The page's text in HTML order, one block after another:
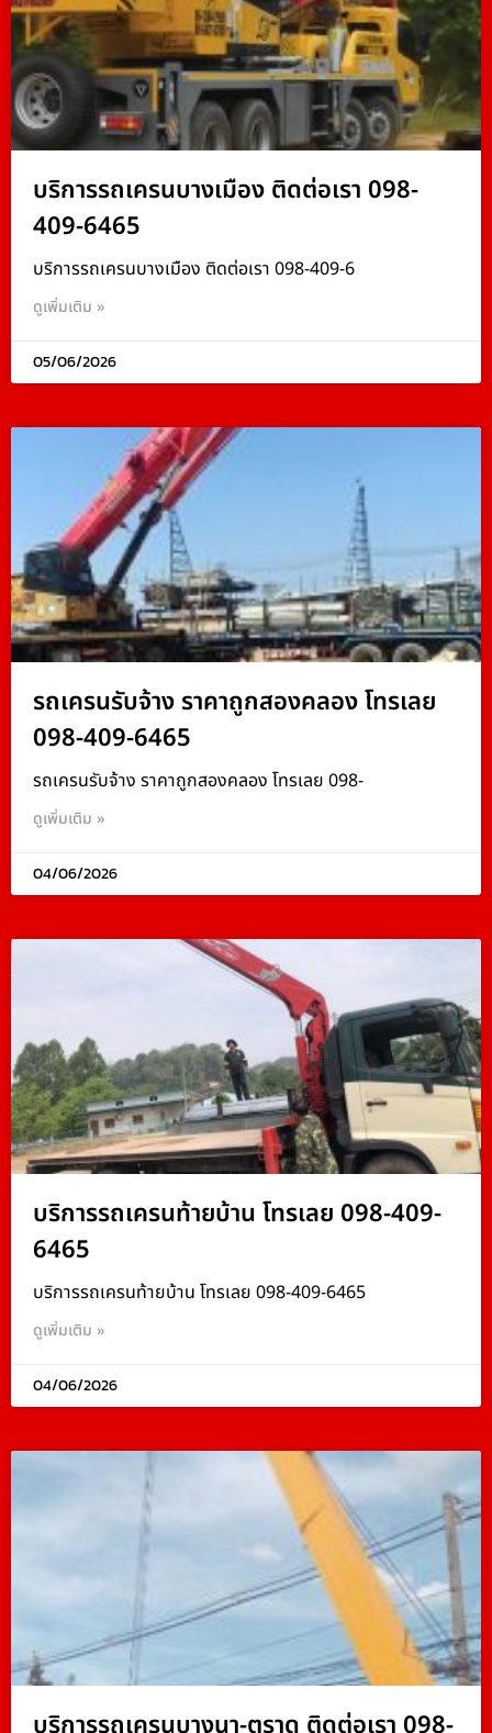
บริการรถเครนบางเมือง ติดต่อเรา 098-
409-6465
บริการรถเครนบางเมือง ติดต่อเรา 098-409-6
ดูเพิ่มเติม »
05/06/2026
รถเครนรับจ้าง ราคาถูกสองคลอง โทรเลย
098-409-6465
รถเครนรับจ้าง ราคาถูกสองคลอง โทรเลย 098-
ดูเพิ่มเติม »
04/06/2026
บริการรถเครนท้ายบ้าน โทรเลย 098-409-
6465
บริการรถเครนท้ายบ้าน โทรเลย 098-409-6465
ดูเพิ่มเติม »
04/06/2026